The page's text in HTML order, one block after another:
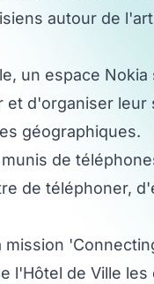
autour de
un espace
d'organiser
géographiques.
de
de téléphoner,
l'Hôtel de Ville